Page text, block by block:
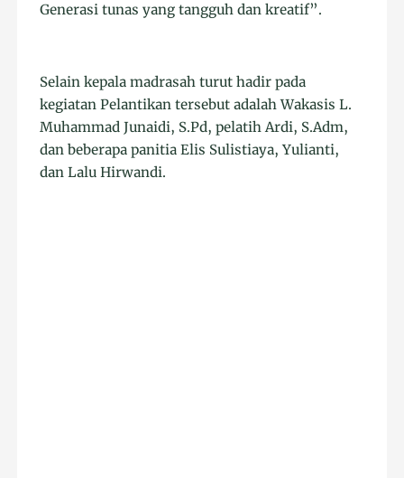
Generasi tunas yang tangguh dan kreatif”.
Selain kepala madrasah turut hadir pada
kegiatan Pelantikan tersebut adalah Wakasis L.
Muhammad Junaidi, S.Pd, pelatih Ardi, S.Adm,
dan beberapa panitia Elis Sulistiaya, Yulianti,
dan Lalu Hirwandi.